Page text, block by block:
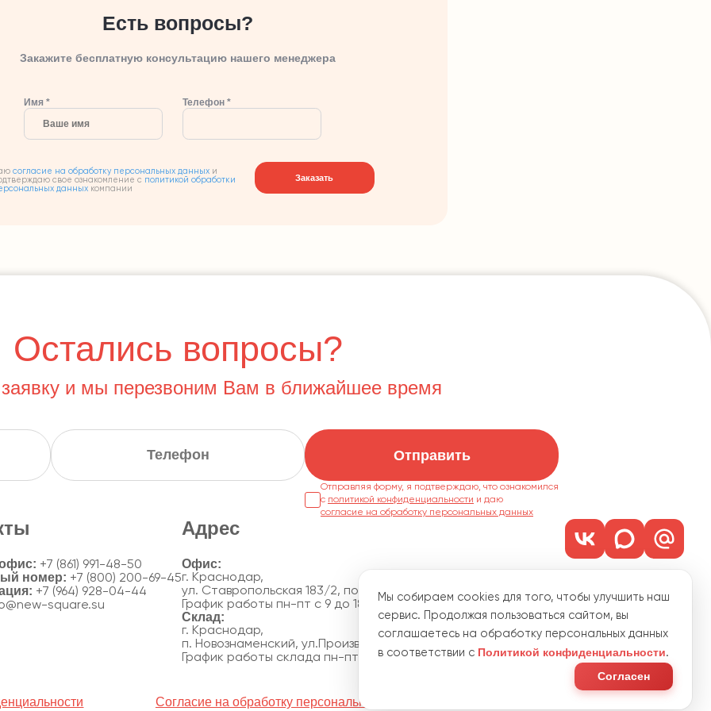
Есть вопросы?
Закажите бесплатную консультацию нашего менеджера
Имя * Телефон *
согласие на обработку персональных данных и
свое ознакомление с политикой обработки
данных компании
Заказать
Остались вопросы?
заявку и мы перезвоним Вам в ближайшее время
Отправить
Отправляя форму, я подтверждаю, что ознакомился
с политикой конфиденциальности
согласие на обработку персональных данных
+7 (861) 991-48-50
номер: +7 (800) 200-69-45
+7 (964) 928-04-44
square.su
Адрес
г. Краснодар,
ул. Ставропольская 183/2, пом. 1101
График работы пн-пт с 9 до 18
г. Краснодар,
п. Новознаменский, ул.Производственная, 15
График работы склада пн-пт с 8 до 18
Согласие на обработку персональных данных
Мы собираем cookies для того, чтобы улучшить наш
сервис. Продолжая пользоваться сайтом, вы
соглашаетесь на обработку персональных данных
в соответствии с Политикой конфиденциальности.
Согласен